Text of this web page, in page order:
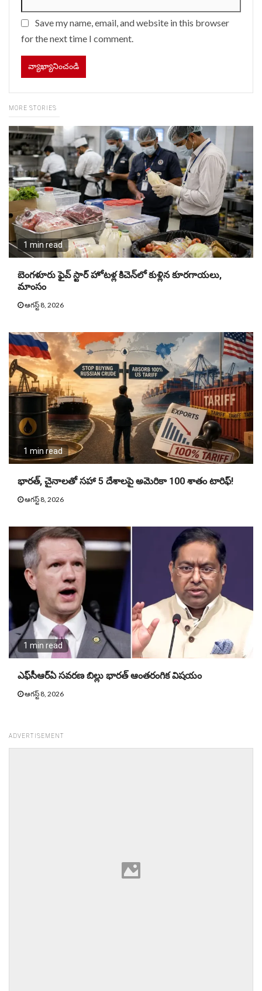
Save my name, email, and website in this browser
for the next time I comment.
MORE STORIES
1 min read
బెంగళూరు ఫైవ్ స్టార్ హోటళ్ల కిచెన్‌లో కుళ్లిన కూరగాయలు,
మాంసం
ఆగస్ట్ 8, 2026
1 min read
భారత్, చైనాలతో సహా 5 దేశాలపై అమెరికా 100 శాతం టారిఫ్‌!
ఆగస్ట్ 8, 2026
1 min read
ఎఫ్‌సీఆర్ఏ సవరణ బిల్లు భారత్ ఆంతరంగిక విషయం
ఆగస్ట్ 8, 2026
ADVERTISEMENT